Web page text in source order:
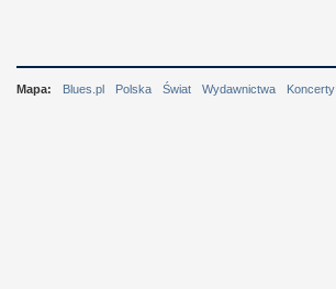
Mapa: Blues.pl Polska Świat Wydawnictwa Koncerty